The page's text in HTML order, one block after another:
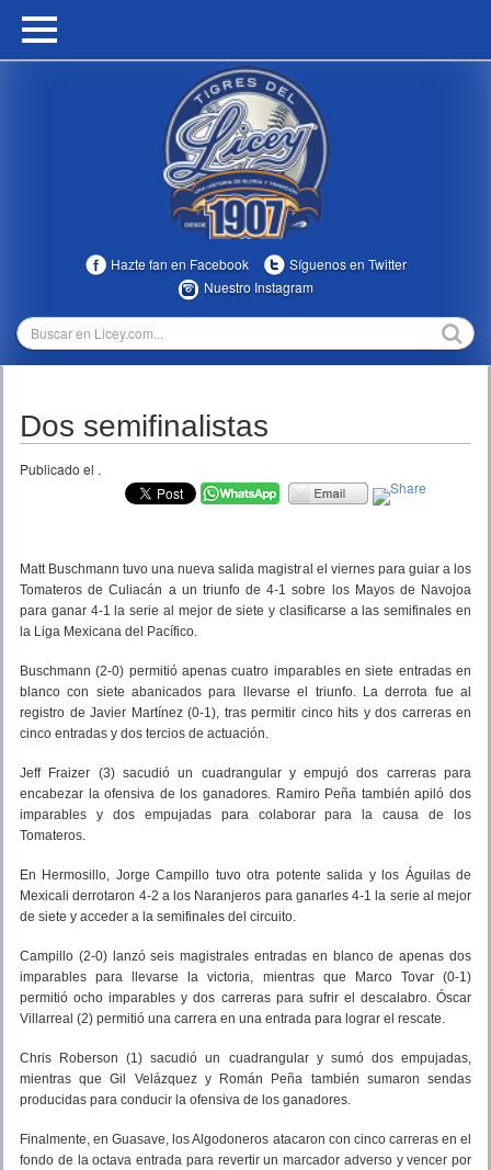
HOME
MULTIMEDIA
TEMPORADAS
Hazte fan en Facebook
Síguenos en Twitter
Nuestro Instagram
Dos semifinalistas
Publicado el .
Matt Buschmann tuvo una nueva salida magistral el viernes para guiar a los
Tomateros de Culiacán a un triunfo de 4-1 sobre los Mayos de Navojoa
para ganar 4-1 la serie al mejor de siete y clasificarse a las semifinales en
la Liga Mexicana del Pacífico.
Buschmann (2-0) permitió apenas cuatro imparables en siete entradas en
blanco con siete abanicados para llevarse el triunfo. La derrota fue al
registro de Javier Martínez (0-1), tras permitir cinco hits y dos carreras en
cinco entradas y dos tercios de actuación.
Jeff Fraizer (3) sacudió un cuadrangular y empujó dos carreras para
encabezar la ofensiva de los ganadores. Ramiro Peña también apiló dos
imparables y dos empujadas para colaborar para la causa de los
Tomateros.
En Hermosillo, Jorge Campillo tuvo otra potente salida y los Águilas de
Mexicali derrotaron 4-2 a los Naranjeros para ganarles 4-1 la serie al mejor
de siete y acceder a la semifinales del circuito.
Campillo (2-0) lanzó seis magistrales entradas en blanco de apenas dos
imparables para llevarse la victoria, mientras que Marco Tovar (0-1)
permitió ocho imparables y dos carreras para sufrir el descalabro. Óscar
Villarreal (2) permitió una carrera en una entrada para lograr el rescate.
Chris Roberson (1) sacudió un cuadrangular y sumó dos empujadas,
mientras que Gil Velázquez y Román Peña también sumaron sendas
producidas para conducir la ofensiva de los ganadores.
Finalmente, en Guasave, los Algodoneros atacaron con cinco carreras en el
fondo de la octava entrada para revertir un marcador adverso y vencer por